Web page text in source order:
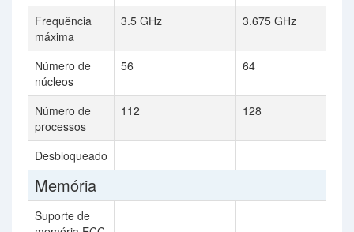
Frequência
máxima
3.5 GHz 3.675 GHz
Número de
núcleos
56 64
Número de
processos
112 128
Desbloqueado
Memória
Suporte de